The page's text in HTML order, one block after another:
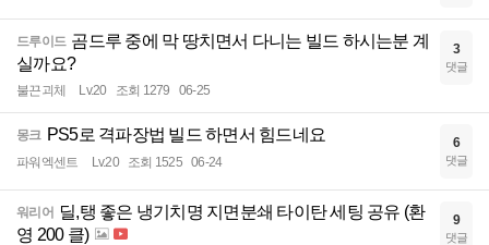
드루이드 곰드루 중에 막 땅치면서 다니는 빌드 하시는분 계
실까요?
불끈괴체 Lv.20 조회 1279 06-25
3
댓글
몽크 PS5로 격파장법 빌드 하면서 힘드네요
파워엑센트 Lv.20 조회 1525 06-24
6
댓글
워리어 딜,탱 좋은 냉기치명 지면분쇄 타이탄 세팅 공유 (환
영 200 클)
9
댓글